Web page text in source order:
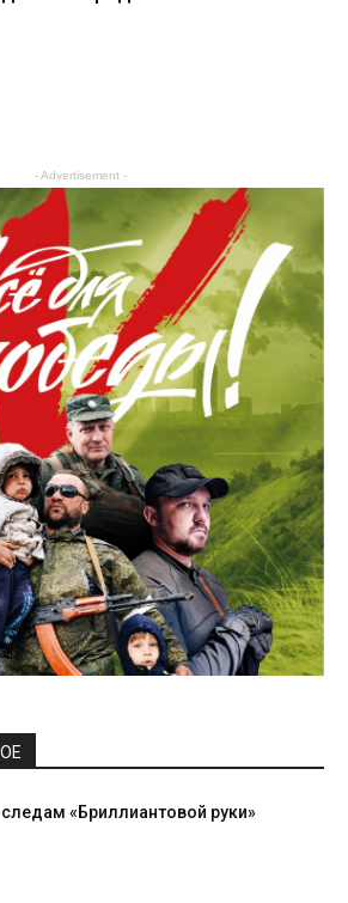
- Advertisement -
«Бриллиантовой руки»